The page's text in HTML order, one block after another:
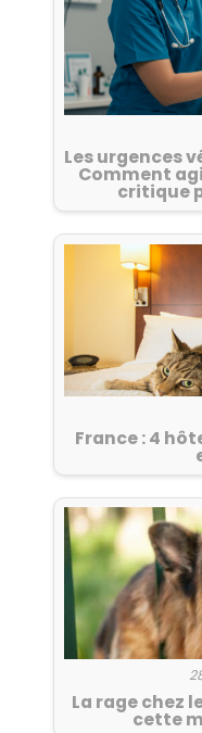
Les urgences
Comment
critique
France : 4
La rage chez
cette